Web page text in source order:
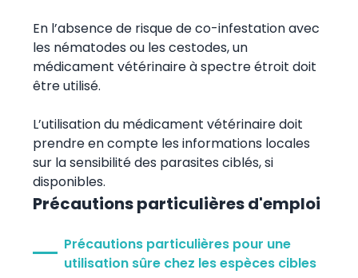
En l’absence de risque de co-infestation avec
les nématodes ou les cestodes, un
médicament vétérinaire à spectre étroit doit
être utilisé.
L’utilisation du médicament vétérinaire doit
prendre en compte les informations locales
sur la sensibilité des parasites ciblés, si
disponibles.
Précautions particulières d'emploi
Précautions particulières pour une
utilisation sûre chez les espèces cibles